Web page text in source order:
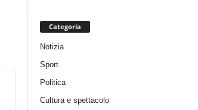
Categoria
Notizia
Sport
Politica
Cultura e spettacolo